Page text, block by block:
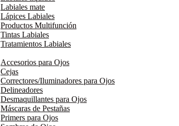
Labiales mate
Lápices Labiales
Productos Multifunción
Tintas Labiales
Tratamientos Labiales
Accesorios para Ojos
Cejas
Correctores/Iluminadores para Ojos
Delineadores
Desmaquillantes para Ojos
Máscaras de Pestañas
Primers para Ojos